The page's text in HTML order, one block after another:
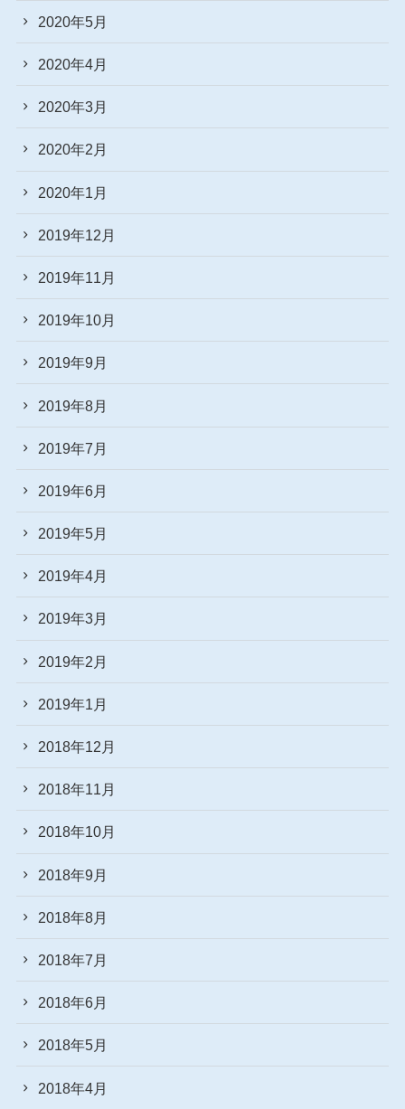
2020年5月
2020年4月
2020年3月
2020年2月
2020年1月
2019年12月
2019年11月
2019年10月
2019年9月
2019年8月
2019年7月
2019年6月
2019年5月
2019年4月
2019年3月
2019年2月
2019年1月
2018年12月
2018年11月
2018年10月
2018年9月
2018年8月
2018年7月
2018年6月
2018年5月
2018年4月